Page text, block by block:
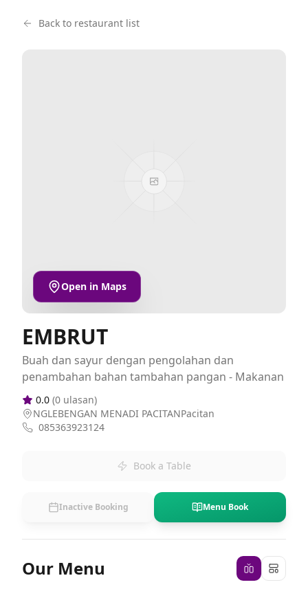
Back to restaurant list
Open in Maps
EMBRUT
Buah dan sayur dengan pengolahan dan
penambahan bahan tambahan pangan - Makanan
0.0 (0 ulasan)
NGLEBENGAN MENADI PACITANPacitan
085363923124
Book a Table
Inactive Booking Menu Book
Our Menu